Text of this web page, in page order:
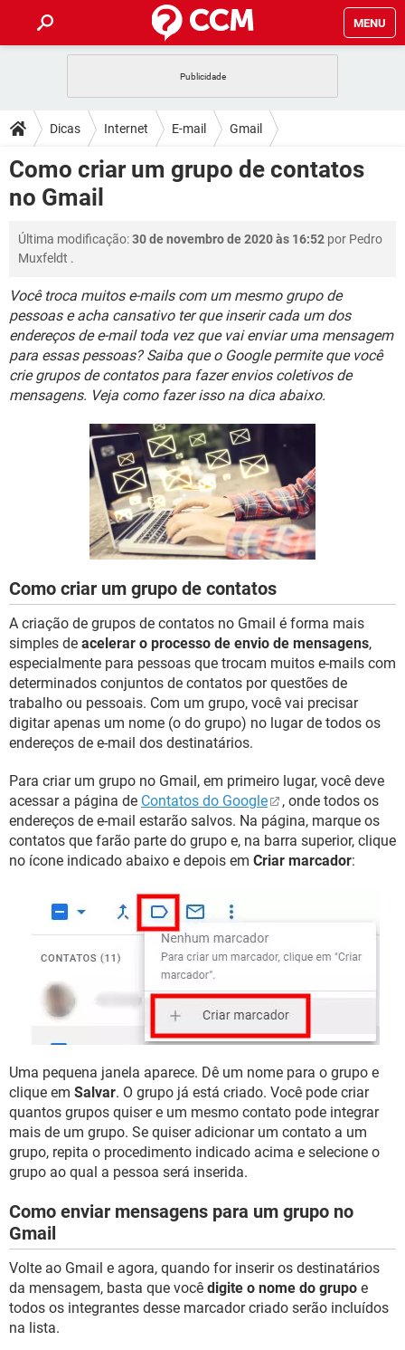
MENU
CELULAR FACEBOOK
OUTLOOK EXCEL
INSTAGRAM
DICAS
JOGOS WHATSAPP
CELULAR FACEBOOK
INSTAGRAM GMAIL
DOWNLOADS
JOGOS
OUTLOOK
INSTAGRAM
GUIA DE COMPRAS
FÓRUM
JOGOS WHATSAPP
OUTLOOK EXCEL
INSTAGRAM GMAIL
GUIA DE COMPRAS
GLOSSÁRIO
JOGOS
CELULAR FACEBOOK
OUTLOOK EXCEL
INSTAGRAM GMAIL
Dicas Internet E-mail Gmail
Como criar um grupo de contatos
no Gmail
Última modificação:30 de novembro de 2020 às 16:52 por Pedro
Muxfeldt .
Você troca muitos e-mails com um mesmo grupo de
pessoas e acha cansativo ter que inserir cada um dos
endereços de e-mail toda vez que vai enviar uma mensagem
para essas pessoas? Saiba que o Google permite que você
crie grupos de contatos para fazer envios coletivos de
mensagens. Veja como fazer isso na dica abaixo.
Como criar um grupo de contatos
A criação de grupos de contatos no Gmail é forma mais
simples de acelerar o processo de envio de mensagens,
especialmente para pessoas que trocam muitos e-mails com
determinados conjuntos de contatos por questões de
trabalho ou pessoais. Com um grupo, você vai precisar
digitar apenas um nome (o do grupo) no lugar de todos os
endereços de e-mail dos destinatários.
Para criar um grupo no Gmail, em primeiro lugar, você deve
acessar a página de Contatos do Google
, onde todos os
endereços de e-mail estarão salvos. Na página, marque os
contatos que farão parte do grupo e, na barra superior, clique
no ícone indicado abaixo e depois em Criar marcador:
Uma pequena janela aparece. Dê um nome para o grupo e
clique em Salvar. O grupo já está criado. Você pode criar
quantos grupos quiser e um mesmo contato pode integrar
mais de um grupo. Se quiser adicionar um contato a um
grupo, repita o procedimento indicado acima e selecione o
grupo ao qual a pessoa será inserida.
Como enviar mensagens para um grupo no
Gmail
Volte ao Gmail e agora, quando for inserir os destinatários
da mensagem, basta que você digite o nome do grupo e
todos os integrantes desse marcador criado serão incluídos
na lista.